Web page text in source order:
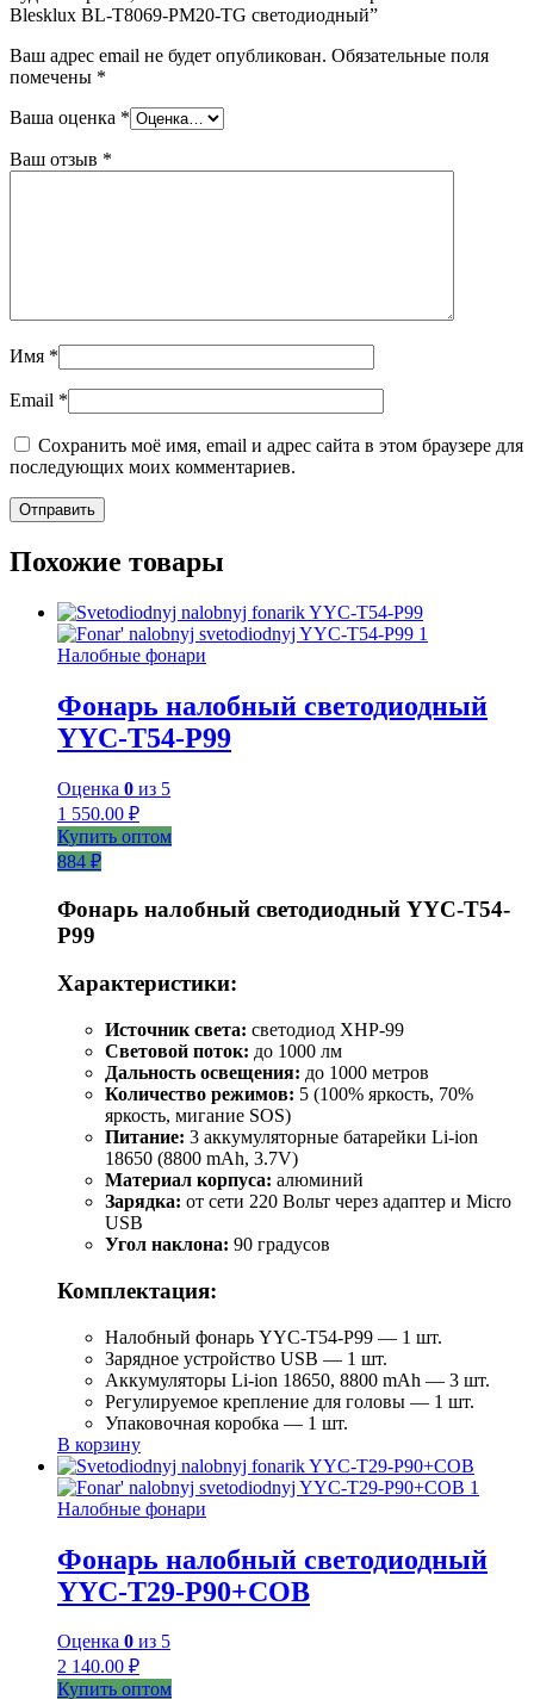
Blesklux BL-T8069-PM20-TG светодиодный”
Ваш адрес email не будет опубликован. Обязательные поля
помечены *
Ваша оценка *
Ваш отзыв *
Имя *
Email *
Сохранить моё имя, email и адрес сайта в этом браузере для
последующих моих комментариев.
Похожие товары
Налобные фонари
Фонарь налобный светодиодный
YYC-T54-P99
Оценка 0 из 5
1 550.00 ₽
Купить оптом
884 ₽
Фонарь налобный светодиодный YYC-T54-
P99
Характеристики:
Источник света: светодиод XHP-99
Световой поток: до 1000 лм
Дальность освещения: до 1000 метров
Количество режимов: 5 (100% яркость, 70%
яркость, мигание SOS)
Питание: 3 аккумуляторные батарейки Li-ion
18650 (8800 mAh, 3.7V)
Материал корпуса: алюминий
Зарядка: от сети 220 Вольт через адаптер и Micro
USB
Угол наклона: 90 градусов
Комплектация:
Налобный фонарь YYC-T54-P99 — 1 шт.
Зарядное устройство USB — 1 шт.
Аккумуляторы Li-ion 18650, 8800 mAh — 3 шт.
Регулируемое крепление для головы — 1 шт.
Упаковочная коробка — 1 шт.
В корзину
Налобные фонари
Фонарь налобный светодиодный
YYC-T29-P90+COB
Оценка 0 из 5
2 140.00 ₽
Купить оптом